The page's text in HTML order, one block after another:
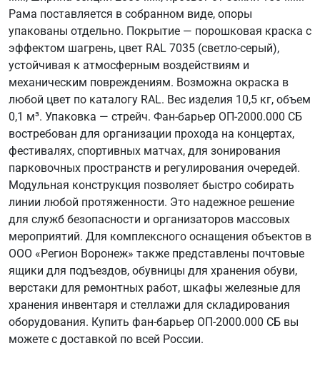
Рама поставляется в собранном виде, опоры
упакованы отдельно. Покрытие — порошковая краска с
эффектом шагрень, цвет RAL 7035 (светло-серый),
устойчивая к атмосферным воздействиям и
механическим повреждениям. Возможна окраска в
любой цвет по каталогу RAL. Вес изделия 10,5 кг, объем
0,1 м³. Упаковка — стрейч. Фан-барьер ОП-2000.000 СБ
востребован для организации прохода на концертах,
фестивалях, спортивных матчах, для зонирования
парковочных пространств и регулирования очередей.
Модульная конструкция позволяет быстро собирать
линии любой протяженности. Это надежное решение
для служб безопасности и организаторов массовых
мероприятий. Для комплексного оснащения объектов в
ООО «Регион Воронеж» также представлены почтовые
ящики для подъездов, обувницы для хранения обуви,
верстаки для ремонтных работ, шкафы железные для
хранения инвентаря и стеллажи для складирования
оборудования. Купить фан-барьер ОП-2000.000 СБ вы
можете с доставкой по всей России.